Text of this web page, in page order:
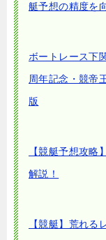
艇予想の精度を
ボートレース下
周年記念・競帝
版
【競艇予想攻略
解説！
【競艇】荒れる